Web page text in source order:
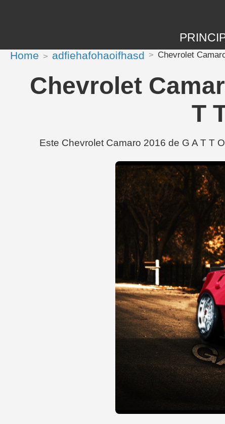
Home adfiehafohaoifhasd Chevrolet
Chevrolet
T
Este Chevrolet Camaro 2016 de G A T T